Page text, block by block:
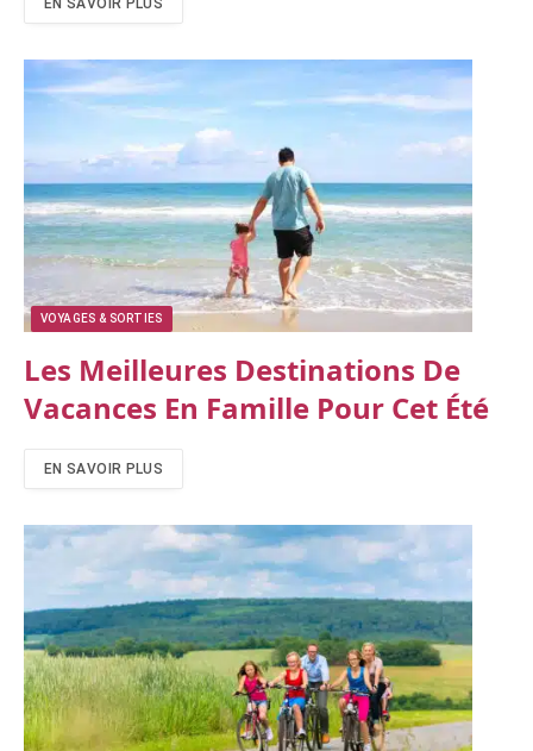
VOYAGES & SORTIES
Les Meilleures Destinations De
Vacances En Famille Pour Cet Été
EN SAVOIR PLUS